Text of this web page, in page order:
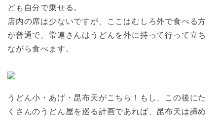
ども自分で乗せる。
店内の席は少ないですが、ここはむしろ外で食べる方
が普通で、常連さんはうどんを外に持って行って立ち
ながら食べます。
うどん小・あげ・昆布天がこちら！もし、この後にた
くさんのうどん屋を巡る計画であれば、昆布天は諦め